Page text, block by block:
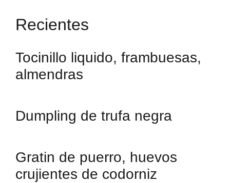
Recientes
Tocinillo liquido, frambuesas,
almendras
Dumpling de trufa negra
Gratin de puerro, huevos
crujientes de codorniz